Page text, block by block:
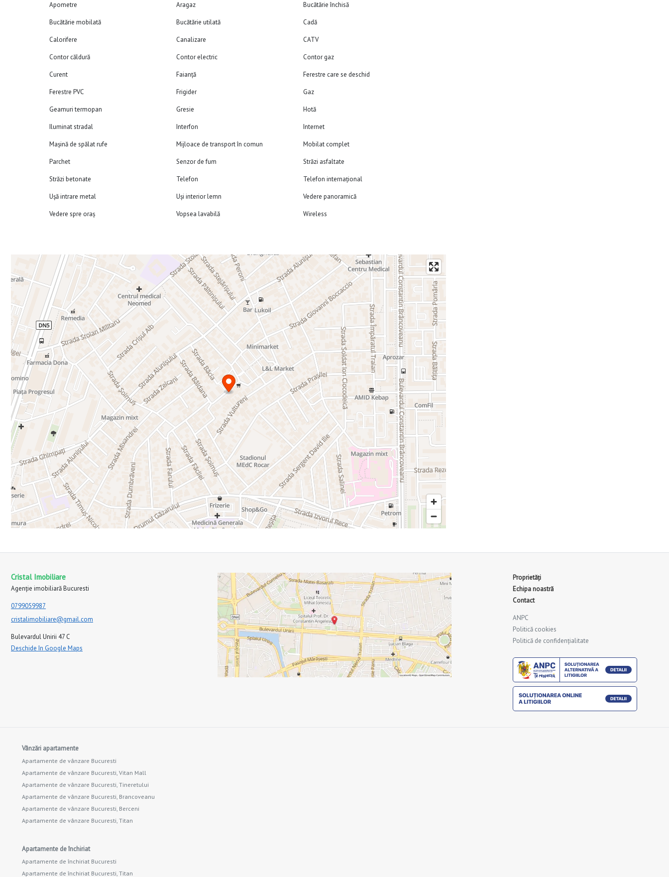
Apometre Aragaz Bucătărie închisă
Bucătărie mobilată Bucătărie utilată Cadă
Calorifere Canalizare CATV
Contor căldură Contor electric Contor gaz
Curent Faianță Ferestre care se deschid
Ferestre PVC Frigider Gaz
Geamuri termopan Gresie Hotă
Iluminat stradal Interfon Internet
Mașină de spălat rufe Mijloace de transport în comun Mobilat complet
Parchet Senzor de fum Străzi asfaltate
Străzi betonate Telefon Telefon internațional
Ușă intrare metal Uși interior lemn Vedere panoramică
Vedere spre oraș Vopsea lavabilă Wireless
Cristal Imobiliare
Agenție imobiliară Bucuresti
0799059987
cristalimobiliare@gmail.com
Bulevardul Unirii 47 C
Deschide în Google Maps
Proprietăți
Echipa noastră
Contact
ANPC
Politică cookies
Politică de confidențialitate
Vânzări apartamente
Apartamente de vânzare Bucuresti
Apartamente de vânzare Bucuresti, Vitan Mall
Apartamente de vânzare Bucuresti, Tineretului
Apartamente de vânzare Bucuresti, Brancoveanu
Apartamente de vânzare Bucuresti, Berceni
Apartamente de vânzare Bucuresti, Titan
Apartamente de închiriat
Apartamente de închiriat Bucuresti
Apartamente de închiriat Bucuresti, Titan